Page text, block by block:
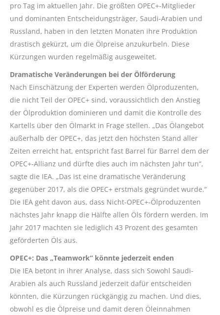
pro Tag im aktuellen Jahr. Die größten OPEC+-Mitglieder
und dominanten Entscheidungsträger, Saudi-Arabien und
Russland, haben in den letzten Monaten ihre Produktion
drastisch gekürzt, um die Ölpreise anzukurbeln. Diese
Kürzungen wurden regelmäßig ausgeweitet.
Dramatische Veränderungen bei der Ölförderung
Nach Einschätzung der Experten werden Ölproduzenten,
die nicht Teil der OPEC+ sind, voraussichtlich den Anstieg
der Ölproduktion dominieren und damit die Kontrolle des
Kartells über den Ölmarkt in Frage stellen. „Das Ölangebot
außerhalb der OPEC+, das jetzt den höchsten Stand aller
Zeiten erreicht hat, entspricht fast Barrel für Barrel dem der
OPEC+-Allianz und dürfte dies auch im nächsten Jahr tun“,
sagte die IEA. „Das ist eine dramatische Veränderung
gegenüber 2017, als die OPEC+ erstmals gegründet wurde.“
Die IEA geht davon aus, dass Nicht-OPEC+-Ölproduzenten
nächstes Jahr knapp die Hälfte allen Öls fördern werden. Im
Jahr 2017 machten sie lediglich 43 Prozent des gesamten
geförderten Öls aus.
OPEC+: Das „Teamwork“ könnte jederzeit enden
Die IEA betont in ihrer Analyse, dass sich Sowohl Saudi-
Arabien als auch Russland jederzeit dafür entscheiden
könnten, die Kürzungen rückgängig zu machen. Und dies,
obwohl es die Ölpreise und damit deren Öleinnahmen